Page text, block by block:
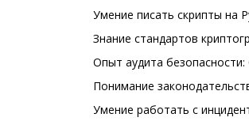
Умение писать скрипты на
Знание стандартов
Опыт аудита безопасности:
Понимание
Умение работать с